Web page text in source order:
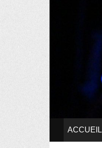
SKIPACCUEIL